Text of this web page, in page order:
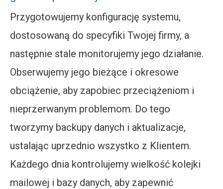
Przygotowujemy konfigurację systemu,
dostosowaną do specyfiki Twojej firmy, a
następnie stale monitorujemy jego działanie.
Obserwujemy jego bieżące i okresowe
obciążenie, aby zapobiec przeciążeniom i
nieprzerwanym problemom. Do tego
tworzymy backupy danych i aktualizacje,
ustalając uprzednio wszystko z Klientem.
Każdego dnia kontrolujemy wielkość kolejki
mailowej i bazy danych, aby zapewnić